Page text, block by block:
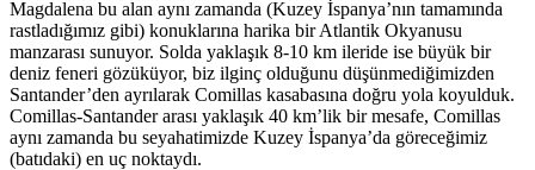
Magdalena bu alan aynı zamanda (Kuzey İspanya’nın tamamında
rastladığımız gibi) konuklarına harika bir Atlantik Okyanusu
manzarası sunuyor. Solda yaklaşık 8-10 km ileride ise büyük bir
deniz feneri gözüküyor, biz ilginç olduğunu düşünmediğimizden
Santander’den ayrılarak Comillas kasabasına doğru yola koyulduk.
Comillas-Santander arası yaklaşık 40 km’lik bir mesafe, Comillas
aynı zamanda bu seyahatimizde Kuzey İspanya’da göreceğimiz
(batıdaki) en uç noktaydı.